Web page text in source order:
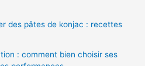
des pâtes de konjac : recettes
: comment bien choisir ses